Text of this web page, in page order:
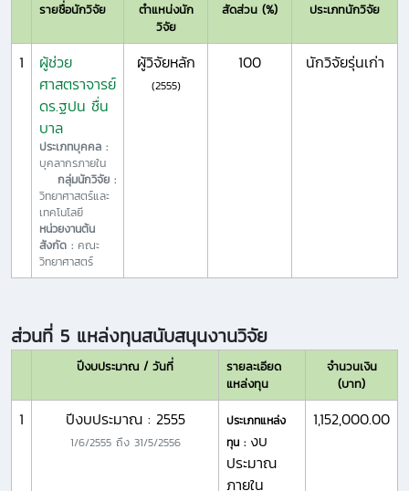
รายชื่อนักวิจัย
ตำแหน่งนัก
วิจัย
สัดส่วน (%) ประเภทนักวิจัย
1
ผู้ช่วย
ศาสตราจารย์
ดร.ฐปน ชื่น
บาล
ประเภทบุคคล :
บุคลากรภายใน
กลุ่มนักวิจัย :
วิทยาศาสตร์และ
เทคโนโลยี
หน่วยงานต้น
สังกัด : คณะ
วิทยาศาสตร์
ผู้วิจัยหลัก
(2555)
100 นักวิจัยรุ่นเก่า
ส่วนที่ 5 แหล่งทุนสนับสนุนงานวิจัย
ปีงบประมาณ / วันที่
รายละเอียด
แหล่งทุน
จำนวนเงิน
(บาท)
1 ปีงบประมาณ : 2555
1/6/2555ถึง 31/5/2556
ประเภทแหล่ง
ทุน : งบ
ประมาณ
ภายใน
1,152,000.00